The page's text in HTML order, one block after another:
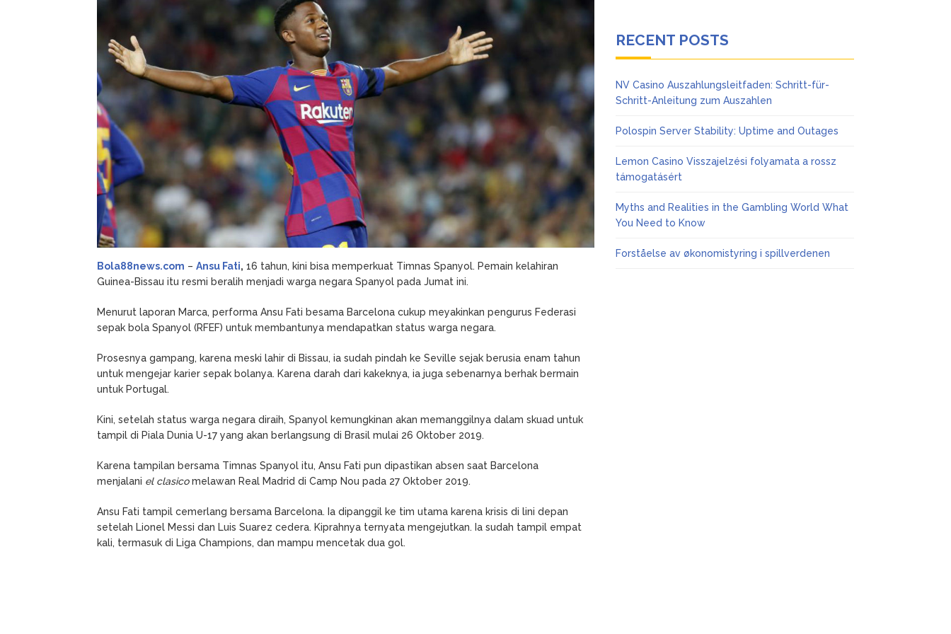
Fati
Perkuat
Timnas
Spanyol
Bola88news.com – Ansu Fati, 16 tahun, kini bisa memperkuat Timnas Spanyol. Pemain kelahiran
Guinea-Bissau itu resmi beralih menjadi warga negara Spanyol pada Jumat ini.
Menurut laporan Marca, performa Ansu Fati besama Barcelona cukup meyakinkan pengurus Federasi
sepak bola Spanyol (RFEF) untuk membantunya mendapatkan status warga negara.
Prosesnya gampang, karena meski lahir di Bissau, ia sudah pindah ke Seville sejak berusia enam tahun
untuk mengejar karier sepak bolanya. Karena darah dari kakeknya, ia juga sebenarnya berhak bermain
untuk Portugal.
Kini, setelah status warga negara diraih, Spanyol kemungkinan akan memanggilnya dalam skuad untuk
tampil di Piala Dunia U-17 yang akan berlangsung di Brasil mulai 26 Oktober 2019.
Karena tampilan bersama Timnas Spanyol itu, Ansu Fati pun dipastikan absen saat Barcelona
menjalani el clasicomelawan Real Madrid di Camp Nou pada 27 Oktober 2019.
Ansu Fati tampil cemerlang bersama Barcelona. Ia dipanggil ke tim utama karena krisis di lini depan
setelah Lionel Messi dan Luis Suarez cedera. Kiprahnya ternyata mengejutkan. Ia sudah tampil empat
kali, termasuk di Liga Champions, dan mampu mencetak dua gol.
RECENT POSTS
NV Casino Auszahlungsleitfaden: Schritt-für-
Schritt-Anleitung zum Auszahlen
Polospin Server Stability: Uptime and Outages
Lemon Casino Visszajelzési folyamata a rossz
támogatásért
Myths and Realities in the Gambling World What
You Need to Know
Forståelse av økonomistyring i spillverdenen